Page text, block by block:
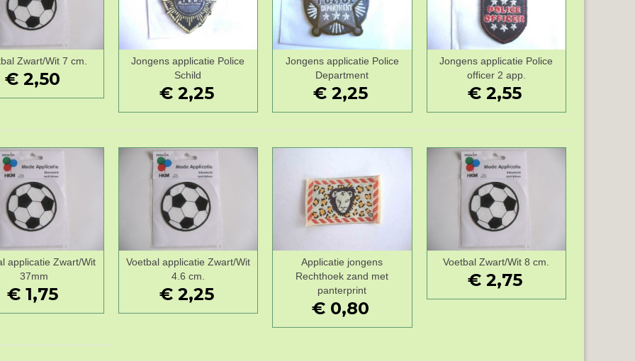
Wenslijst
Zwart/Wit 7 cm.
€ 2,50
Wenslijst
Jongens applicatie Police
Schild
€ 2,25
Wenslijst
Jongens applicatie Police
Department
€ 2,25
Wenslijst
Jongens applicatie Police
officer 2 app.
€ 2,55
Wenslijst
applicatie Zwart/Wit
37mm
€ 1,75
Wenslijst
Voetbal applicatie Zwart/Wit
4.6 cm.
€ 2,25
Wenslijst
Applicatie jongens
Rechthoek zand met
panterprint
€ 0,80
Wenslijst
Voetbal Zwart/Wit 8 cm.
€ 2,75